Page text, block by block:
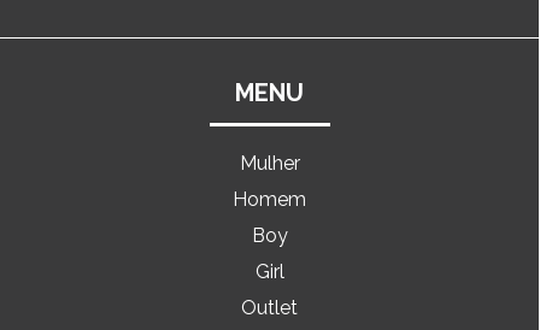
MENU
Mulher
Homem
Boy
Girl
Outlet